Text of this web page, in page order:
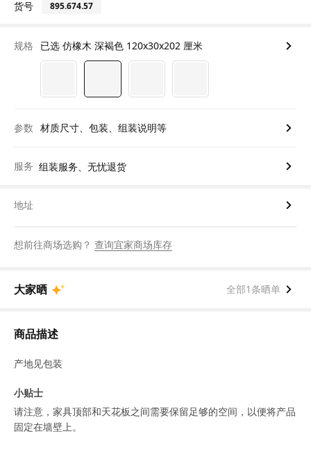
货号 895.674.57
规格 已选 仿橡木 深褐色 120x30x202 厘米
参数 材质尺寸、包装、组装说明等
服务 组装服务、无忧退货
地址
想前往商场选购？ 查询宜家商场库存
大家晒 全部1条晒单
商品描述
产地见包装
小贴士
请注意，家具顶部和天花板之间需要保留足够的空间，以便将产品
固定在墙壁上。